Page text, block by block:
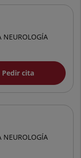
NEUROLOGÍA
Pedir cita
NEUROLOGÍA